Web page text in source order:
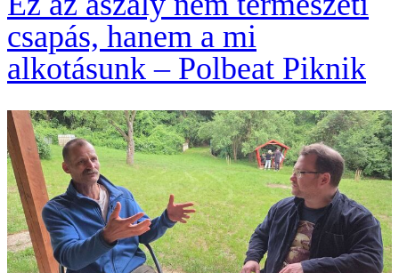
csapás, hanem a mi
alkotásunk – Polbeat Piknik